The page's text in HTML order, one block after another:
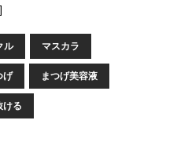
ル マスカラ
げ まつげ美容液
ける